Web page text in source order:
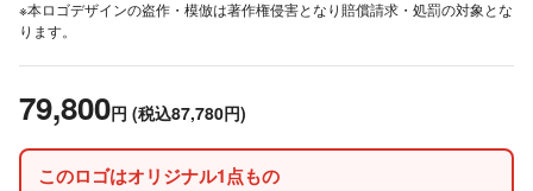
※本ロゴデザインの盗作・模倣は著作権侵害となり賠償請求・処罰の対象とな
ります。
79,800円 (税込87,780円)
このロゴはオリジナル1点もの